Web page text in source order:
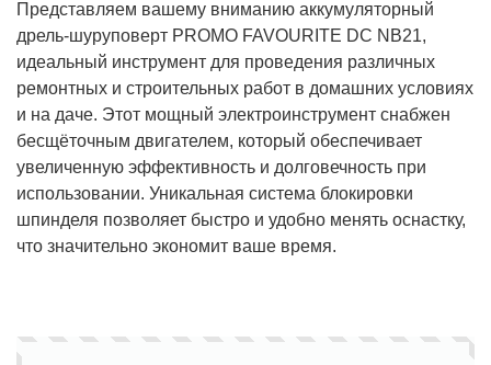
Представляем вашему вниманию аккумуляторный
дрель-шуруповерт PROMO FAVOURITE DC NB21,
идеальный инструмент для проведения различных
ремонтных и строительных работ в домашних условиях
и на даче. Этот мощный электроинструмент снабжен
бесщёточным двигателем, который обеспечивает
увеличенную эффективность и долговечность при
использовании. Уникальная система блокировки
шпинделя позволяет быстро и удобно менять оснастку,
что значительно экономит ваше время.